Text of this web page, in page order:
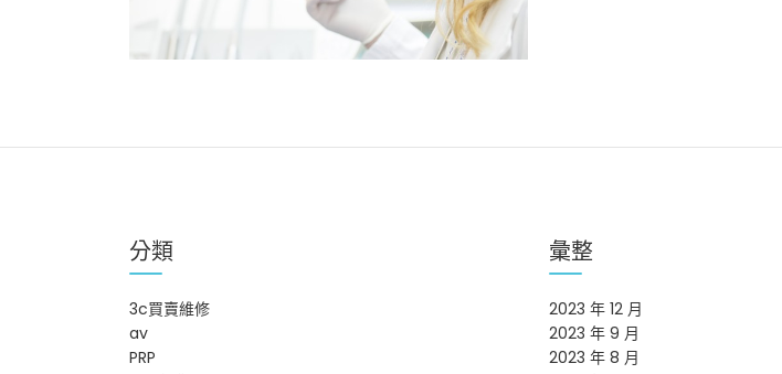
分類
3c買賣維修
av
PRP
彙整
2023 年 12 月
2023 年 9 月
2023 年 8 月